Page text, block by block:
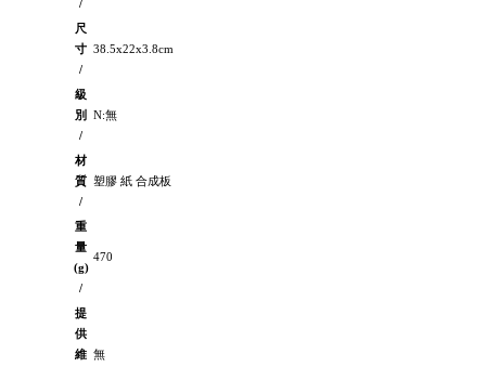
/
尺
寸
/
38.5x22x3.8cm
級
別
/
N:無
材
質
/
塑膠 紙 合成板
重
量
(g)
/
470
提
供
維 無